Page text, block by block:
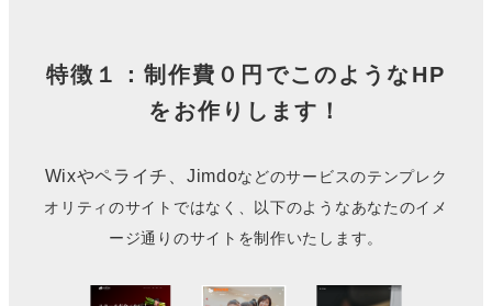
特徴１：制作費０円でこのようなHP
をお作りします！
Wixやペライチ、Jimdoなどのサービスのテンプレク
オリティのサイトではなく、以下のようなあなたのイメ
ージ通りのサイトを制作いたします。